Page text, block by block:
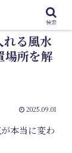
れる風水
場所を解
2025.09.01
本当に変わ
検索